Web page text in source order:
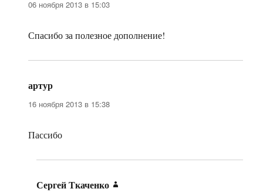
06 ноября 2013 в 15:03
Спасибо за полезное дополнение!
артур
16 ноября 2013 в 15:38
Пассибо
Сергей Ткаченко